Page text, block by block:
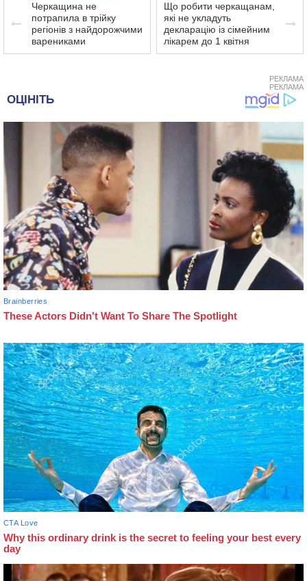
Черкащина не
потрапила в трійку
регіонів з найдорожчими
варениками
Що робити черкащанам,
які не укладуть
декларацію із сімейним
лікарем до 1 квітня
РЕКЛАМА
РЕКЛАМА